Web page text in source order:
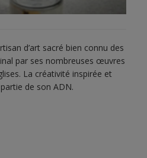
d’art sacré bien connu des
par ses nombreuses œuvres
La créativité inspirée et
de son ADN.